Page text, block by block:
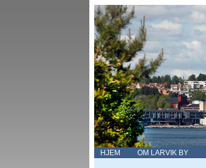
HJEM OM LARVIK BY